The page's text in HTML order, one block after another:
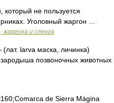
не пользуется
Уголовный жаргон …
жаргона и сленга
larva маска, личинка)
позвоночных животных
de Sierra Mágina